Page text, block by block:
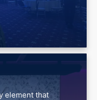
element that